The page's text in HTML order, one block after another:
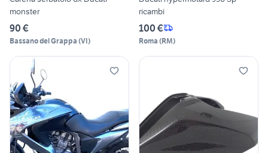
monster
90 €
Bassano del Grappa (VI)
ricambi
100 €
Roma (RM)